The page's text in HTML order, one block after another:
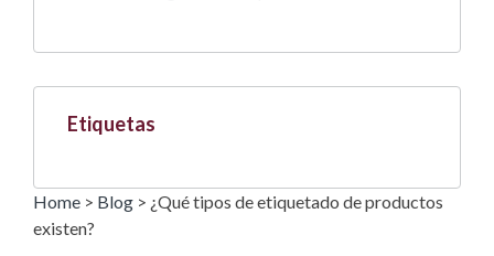
Etiquetas
Home > Blog > ¿Qué tipos de etiquetado de productos
existen?